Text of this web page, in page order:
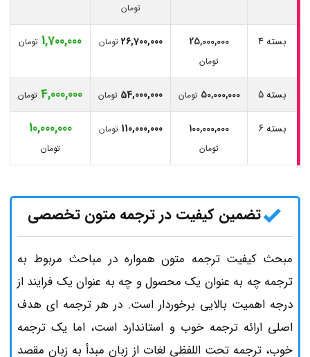
تومان
بسته 4 25,000,000
تومان
26,700,000 تومان 1,700,000 تومان
بسته 5 50,000,000 تومان 54,000,000 تومان 4,000,000 تومان
بسته 6 100,000,000
تومان
110,000,000 تومان 10,000,000
تومان
تضمین کیفیت در ترجمه متون تخصصی
مبحث کیفیت ترجمه متون همواره در مباحث مربوط به
ترجمه چه به عنوان یک محصول و چه به عنوان یک فرایند از
درجه اهمیت بالایی برخوردار است. در هر ترجمه ای هدف
اصلی ارائه ترجمه خوب و استاندارد است، اما یک ترجمه
خوب، ترجمه تحت اللفظی لغات از زبان مبدأ به زبان مقصد